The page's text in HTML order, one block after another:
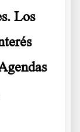
Los